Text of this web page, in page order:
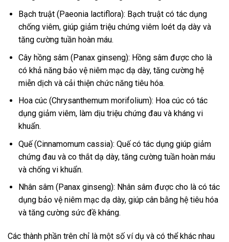
Bạch truật (Paeonia lactiflora): Bạch truật có tác dụng
chống viêm, giúp giảm triệu chứng viêm loét dạ dày và
tăng cường tuần hoàn máu.
Cây hồng sâm (Panax ginseng): Hồng sâm được cho là
có khả năng bảo vệ niêm mạc dạ dày, tăng cường hệ
miễn dịch và cải thiện chức năng tiêu hóa.
Hoa cúc (Chrysanthemum morifolium): Hoa cúc có tác
dụng giảm viêm, làm dịu triệu chứng đau và kháng vi
khuẩn.
Quế (Cinnamomum cassia): Quế có tác dụng giúp giảm
chứng đau và co thắt dạ dày, tăng cường tuần hoàn máu
và chống vi khuẩn.
Nhân sâm (Panax ginseng): Nhân sâm được cho là có tác
dụng bảo vệ niêm mạc dạ dày, giúp cân bằng hệ tiêu hóa
và tăng cường sức đề kháng.
Các thành phần trên chỉ là một số ví dụ và có thể khác nhau